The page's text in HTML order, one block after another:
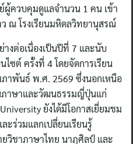
ควบคุมดูแลจำนวน 1 คน เข้า
ณ โรงเรียนมหิดลวิทยานุสรณ์
างต่อเนื่องเป็นปีที่ 7 และนับ
ซต์ ครั้งที่ 4 โดยจัดการเรียน
าพันธ์ พ.ศ. 2569 ซึ่งนอกเหนือ
ภาษาและวัฒนธรรมญี่ปุ่นแก่
ยังได้มีโอกาสเยี่ยมชม
ร่วมแลกเปลี่ยนเรียนรู้
วิชาภาษาไทย นาฏศิลป์ และ